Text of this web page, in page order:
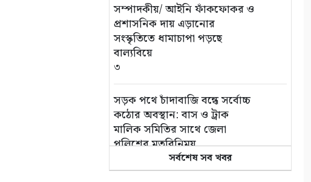
সম্পাদকীয়/ আইনি ফাঁকফোকর ও
প্রশাসনিক দায় এড়ানোর
সংস্কৃতিতে ধামাচাপা পড়ছে
বাল্যবিয়ে
৩
সড়ক পথে চাঁদাবাজি বন্ধে সর্বোচ্চ
কঠোর অবস্থান: বাস ও ট্রাক
মালিক সমিতির সাথে জেলা
পুলিশের মতবিনিময়
সর্বশেষ সব খবর